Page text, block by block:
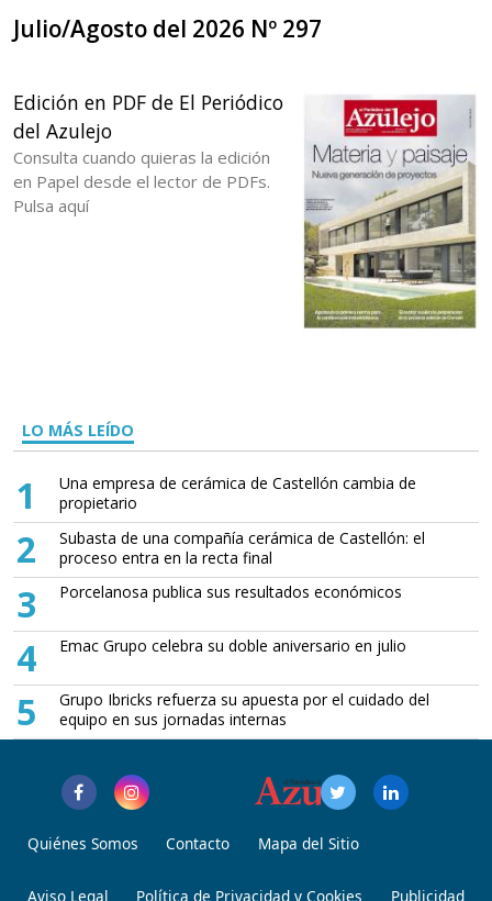
Julio/Agosto del 2026 Nº 297
Edición en PDF de El Periódico
del Azulejo
Consulta cuando quieras la edición
en Papel desde el lector de PDFs.
Pulsa aquí
LO MÁS LEÍDO
1
Una empresa de cerámica de Castellón cambia de
propietario
2
Subasta de una compañía cerámica de Castellón: el
proceso entra en la recta final
3 Porcelanosa publica sus resultados económicos
4 Emac Grupo celebra su doble aniversario en julio
5
Grupo Ibricks refuerza su apuesta por el cuidado del
equipo en sus jornadas internas
Quiénes Somos Contacto Mapa del Sitio
Aviso Legal Política de Privacidad y Cookies Publicidad